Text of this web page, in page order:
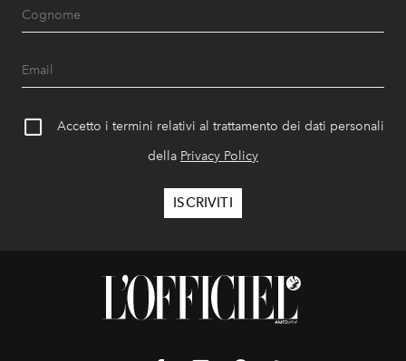
Accetto i termini relativi al trattamento dei dati personali
della Privacy Policy